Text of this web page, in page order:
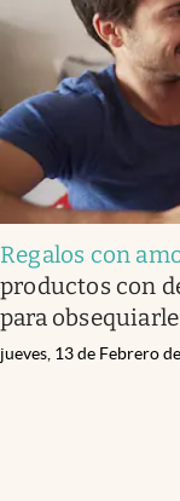
Regalos con
productos con
para
jueves, 13 de Febrero